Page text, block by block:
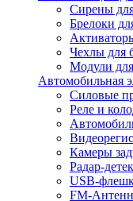
Сирены
Брелоки
Чехлы для
Модули
Автомобильная
Силовые
Реле и
Камеры
Радар-
USB-
FM-